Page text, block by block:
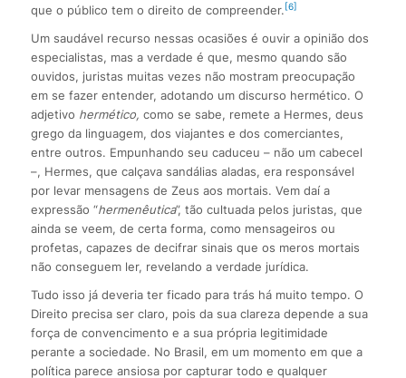
que o público tem o direito de compreender. [6]
Um saudável recurso nessas ocasiões é ouvir a opinião dos
especialistas, mas a verdade é que, mesmo quando são
ouvidos, juristas muitas vezes não mostram preocupação
em se fazer entender, adotando um discurso hermético. O
adjetivo hermético, como se sabe, remete a Hermes, deus
grego da linguagem, dos viajantes e dos comerciantes,
entre outros. Empunhando seu caduceu – não um cabecel
–, Hermes, que calçava sandálias aladas, era responsável
por levar mensagens de Zeus aos mortais. Vem daí a
expressão “hermenêutica”, tão cultuada pelos juristas, que
ainda se veem, de certa forma, como mensageiros ou
profetas, capazes de decifrar sinais que os meros mortais
não conseguem ler, revelando a verdade jurídica.
Tudo isso já deveria ter ficado para trás há muito tempo. O
Direito precisa ser claro, pois da sua clareza depende a sua
força de convencimento e a sua própria legitimidade
perante a sociedade. No Brasil, em um momento em que a
política parece ansiosa por capturar todo e qualquer